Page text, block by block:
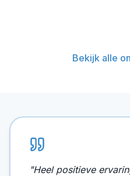
Bekijk alle
"Heel positieve